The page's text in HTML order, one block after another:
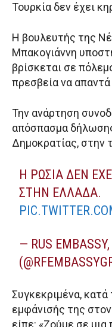
Τουρκία δεν έχει
Η βουλευτής της
Μπακογιάννη
βρίσκεται σε
πρεσβεία να
Την ανάρτηση
απόσπασμα
Δημοκρατίας, στην
Η ΡΩΣΊΑ ΔΕΝ
ΣΤΗΝ ΕΛΛΆΔΑ.
— RUS EMBASSY,
Συγκεκριμένα, κατά
εμφάνισής της